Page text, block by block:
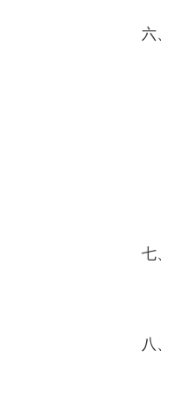
六
七
八